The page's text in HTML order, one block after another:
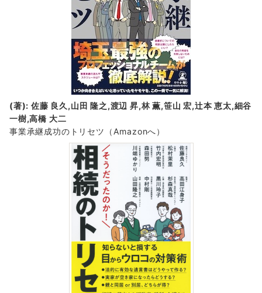
(著): 佐藤 良久,山田 隆之,渡辺 昇,林 薫,笹山 宏,辻本 恵太,細谷
一樹,高橋 大二
事業承継成功のトリセツ
（Amazonへ）